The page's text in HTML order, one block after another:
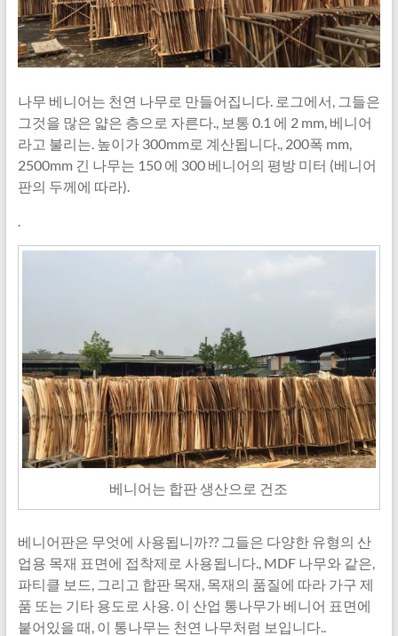
나무 베니어는 천연 나무로 만들어집니다. 로그에서, 그들은
그것을 많은 얇은 층으로 자른다., 보통 0.1 에 2 mm, 베니어
라고 불리는. 높이가 300mm로 계산됩니다., 200폭 mm,
2500mm 긴 나무는 150 에 300 베니어의 평방 미터 (베니어
판의 두께에 따라).
.
베니어는 합판 생산으로 건조
베니어판은 무엇에 사용됩니까?? 그들은 다양한 유형의 산
업용 목재 표면에 접착제로 사용됩니다., MDF 나무와 같은,
파티클 보드, 그리고 합판 목재, 목재의 품질에 따라 가구 제
품 또는 기타 용도로 사용. 이 산업 통나무가 베니어 표면에
붙어있을 때, 이 통나무는 천연 나무처럼 보입니다..